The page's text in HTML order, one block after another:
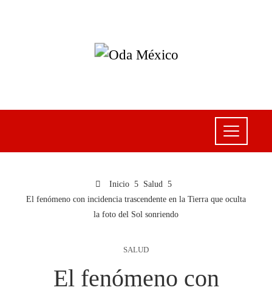
Inicio
Salud
El fenómeno con incidencia trascendente en la Tierra que oculta
la foto del Sol sonriendo
SALUD
El fenómeno con